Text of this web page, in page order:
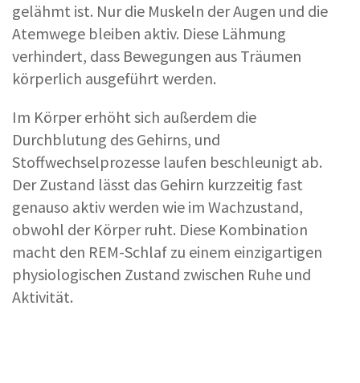
gelähmt ist. Nur die Muskeln der Augen und die
Atemwege bleiben aktiv. Diese Lähmung
verhindert, dass Bewegungen aus Träumen
körperlich ausgeführt werden.
Im Körper erhöht sich außerdem die
Durchblutung des Gehirns, und
Stoffwechselprozesse laufen beschleunigt ab.
Der Zustand lässt das Gehirn kurzzeitig fast
genauso aktiv werden wie im Wachzustand,
obwohl der Körper ruht. Diese Kombination
macht den REM-Schlaf zu einem einzigartigen
physiologischen Zustand zwischen Ruhe und
Aktivität.